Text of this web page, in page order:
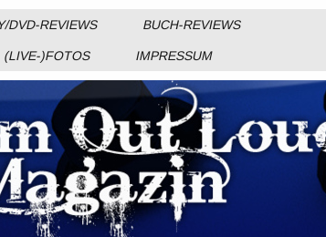
DVD-REVIEWS BUCH-REVIEWS
(LIVE-)FOTOS IMPRESSUM